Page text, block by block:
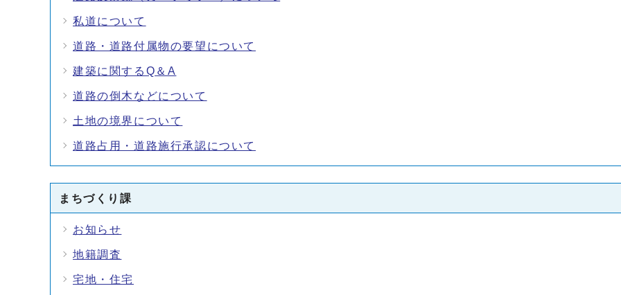
私道について
道路・道路付属物の要望について
建築に関するQ＆A
道路の倒木などについて
土地の境界について
道路占用・道路施行承認について
まちづくり課
お知らせ
地籍調査
宅地・住宅